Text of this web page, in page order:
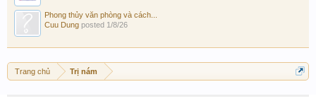
Phong thủy văn phòng và cách...
Cuu Dung posted 1/8/26
Trang chủ Trị nám